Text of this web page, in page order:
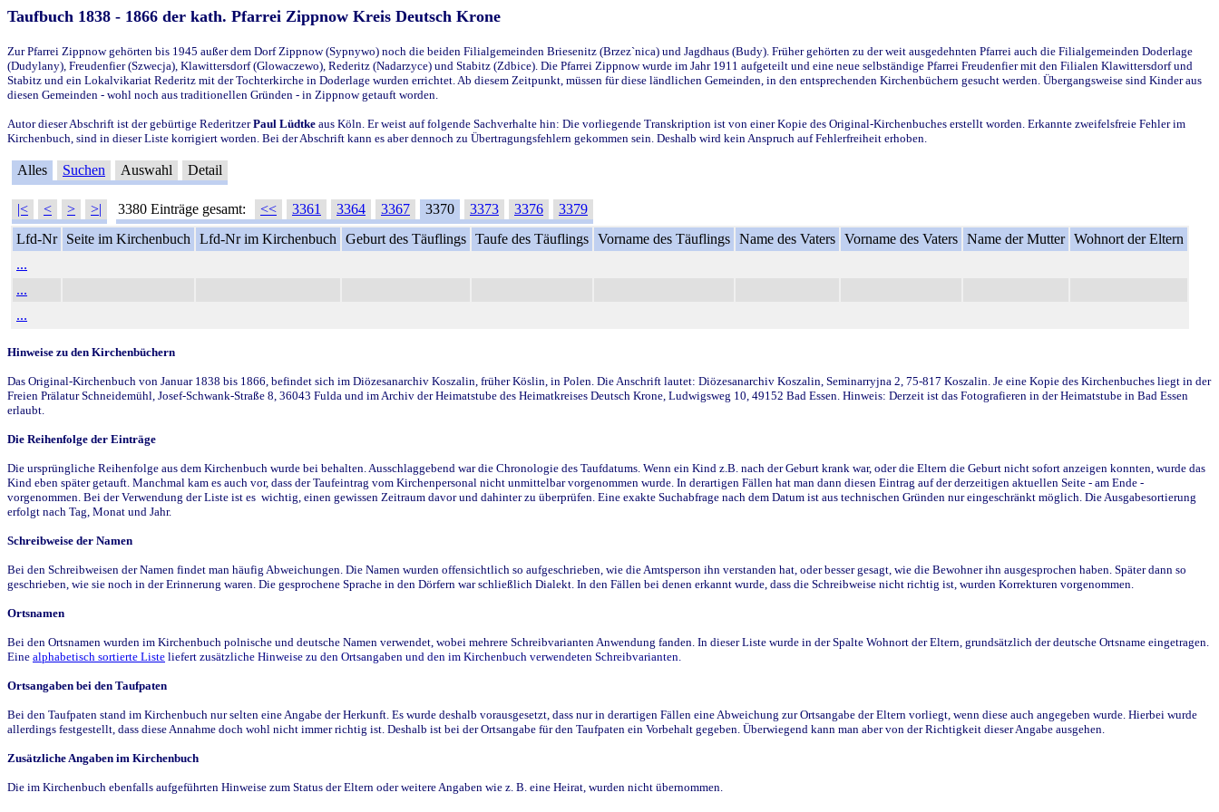
Taufbuch 1838 - 1866 der kath. Pfarrei Zippnow Kreis Deutsch Krone
Zur Pfarrei Zippnow gehörten bis 1945 außer dem Dorf Zippnow (Sypnywo) noch die beiden Filialgemeinden Briesenitz (Brzez`nica) und Jagdhaus (Budy). Früher gehörten zu der weit ausgedehnten Pfarrei auch die Filialgemeinden Doderlage
(Dudylany), Freudenfier (Szwecja), Klawittersdorf (Glowaczewo), Rederitz (Nadarzyce) und Stabitz (Zdbice). Die Pfarrei Zippnow wurde im Jahr 1911 aufgeteilt und eine neue selbständige Pfarrei Freudenfier mit den Filialen Klawittersdorf und
Stabitz und ein Lokalvikariat Rederitz mit der Tochterkirche in Doderlage wurden errichtet. Ab diesem Zeitpunkt, müssen für diese ländlichen Gemeinden, in den entsprechenden Kirchenbüchern gesucht werden. Übergangsweise sind Kinder aus
diesen Gemeinden - wohl noch aus traditionellen Gründen - in Zippnow getauft worden.
Autor dieser Abschrift ist der gebürtige RederitzerPaul Lüdtke aus Köln. Er weist auf folgende Sachverhalte hin: Die vorliegende Transkription ist von einer Kopie des Original-Kirchenbuches erstellt worden. Erkannte zweifelsfreie Fehler im
Kirchenbuch, sind in dieser Liste korrigiert worden. Bei der Abschrift kann es aber dennoch zu Übertragungsfehlern gekommen sein. Deshalb wird kein Anspruch auf Fehlerfreiheit erhoben.
Alles Suchen Auswahl Detail
|< < > >| 3380 Einträge gesamt: << 3361 3364 3367 3370 3373 3376
3379
Lfd-Nr
Seite im Kirchenbuch Lfd-Nr im Kirchenbuch Geburt des Täuflings Taufe des Täuflings Vorname des Täuflings Name des Vaters Vorname des Vaters Name der Mutter Wohnort der Eltern
...
...
...
Hinweise zu den Kirchenbüchern
Das Original-Kirchenbuch von Januar 1838 bis 1866, befindet sich im Diözesanarchiv Koszalin, früher Köslin, in Polen. Die Anschrift lautet: Diözesanarchiv Koszalin, Seminarryjna 2, 75-817 Koszalin. Je eine Kopie des Kirchenbuches liegt in der
Freien Prälatur Schneidemühl, Josef-Schwank-Straße 8, 36043 Fulda und im Archiv der Heimatstube des Heimatkreises Deutsch Krone, Ludwigsweg 10, 49152 Bad Essen. Hinweis: Derzeit ist das Fotografieren in der Heimatstube in Bad Essen
erlaubt.
Die Reihenfolge der Einträge
Die ursprüngliche Reihenfolge aus dem Kirchenbuch wurde bei behalten. Ausschlaggebend war die Chronologie des Taufdatums. Wenn ein Kind z.B. nach der Geburt krank war, oder die Eltern die Geburt nicht sofort anzeigen konnten, wurde das
Kind eben später getauft. Manchmal kam es auch vor, dass der Taufeintrag vom Kirchenpersonal nicht unmittelbar vorgenommen wurde. In derartigen Fällen hat man dann diesen Eintrag auf der derzeitigen aktuellen Seite - am Ende -
vorgenommen. Bei der Verwendung der Liste ist es wichtig, einen gewissen Zeitraum davor und dahinter zu überprüfen. Eine exakte Suchabfrage nach dem Datum ist aus technischen Gründen nur eingeschränkt möglich. Die Ausgabesortierung
erfolgt nach Tag, Monat und Jahr.
Schreibweise der Namen
Bei den Schreibweisen der Namen findet man häufig Abweichungen. Die Namen wurden offensichtlich so aufgeschrieben, wie die Amtsperson ihn verstanden hat, oder besser gesagt, wie die Bewohner ihn ausgesprochen haben. Später dann so
geschrieben, wie sie noch in der Erinnerung waren. Die gesprochene Sprache in den Dörfern war schließlich Dialekt. In den Fällen bei denen erkannt wurde, dass die Schreibweise nicht richtig ist, wurden Korrekturen vorgenommen.
Ortsnamen
Bei den Ortsnamen wurden im Kirchenbuch polnische und deutsche Namen verwendet, wobei mehrere Schreibvarianten Anwendung fanden. In dieser Liste wurde in der Spalte Wohnort der Eltern, grundsätzlich der deutsche Ortsname eingetragen.
Eine alphabetisch sortierte Liste liefert zusätzliche Hinweise zu den Ortsangaben und den im Kirchenbuch verwendeten Schreibvarianten.
Ortsangaben bei den Taufpaten
Bei den Taufpaten stand im Kirchenbuch nur selten eine Angabe der Herkunft. Es wurde deshalb vorausgesetzt, dass nur in derartigen Fällen eine Abweichung zur Ortsangabe der Eltern vorliegt, wenn diese auch angegeben wurde. Hierbei wurde
allerdings festgestellt, dass diese Annahme doch wohl nicht immer richtig ist. Deshalb ist bei der Ortsangabe für den Taufpaten ein Vorbehalt gegeben. Überwiegend kann man aber von der Richtigkeit dieser Angabe ausgehen.
Zusätzliche Angaben im Kirchenbuch
Die im Kirchenbuch ebenfalls aufgeführten Hinweise zum Status der Eltern oder weitere Angaben wie z. B. eine Heirat, wurden nicht übernommen.